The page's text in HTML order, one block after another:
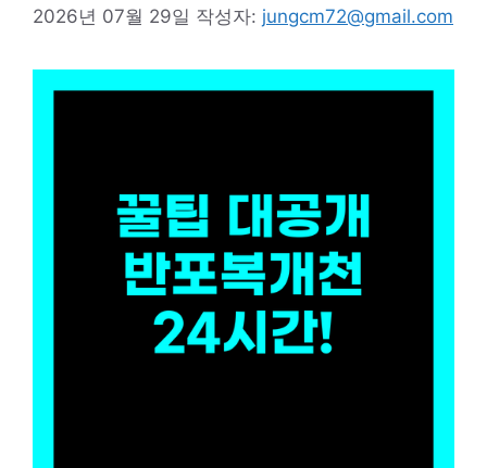
2026년 07월 29일 작성자: jungcm72@gmail.com